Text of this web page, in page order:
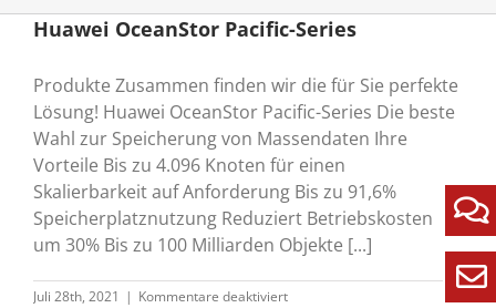
Huawei OceanStor Pacific-Series
Produkte Zusammen finden wir die für Sie perfekte
Lösung! Huawei OceanStor Pacific-Series Die beste
Wahl zur Speicherung von Massendaten Ihre
Vorteile Bis zu 4.096 Knoten für einen
Skalierbarkeit auf Anforderung Bis zu 91,6%
Speicherplatznutzung Reduziert Betriebskosten
um 30% Bis zu 100 Milliarden Objekte [...]
Juli 28th, 2021 | Kommentare deaktiviertfür